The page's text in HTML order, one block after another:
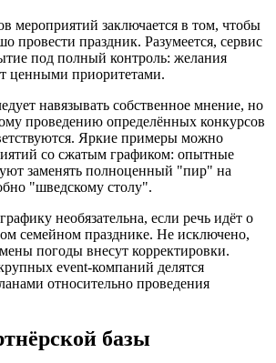
мероприятий заключается в том, чтобы
провести праздник. Разумеется, сервис
под полный контроль: желания
ценными приоритетами.
навязывать собственное мнение, но
проведению определённых конкурсов
Яркие примеры можно
со сжатым графиком: опытные
заменять полноценный "пир" на
"шведскому столу".
необязательна, если речь идёт о
семейном празднике. Не исключено,
погоды внесут корректировки.
event-компаний делятся
относительно проведения
базы